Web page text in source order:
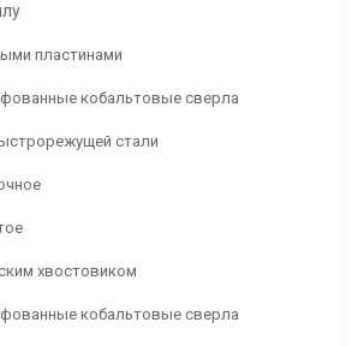
пластинами
кобальтовые сверла
стали
хвостовиком
кобальтовые сверла